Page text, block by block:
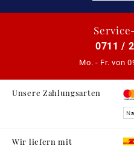
0711 /
Mo. - Fr. von
Unsere Zahlungsarten
Wir liefern mit